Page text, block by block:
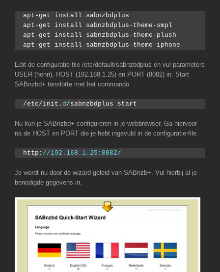
apt-get install sabnzbdplus
apt-get install sabnzbdplus-theme-smpl
apt-get install sabnzbdplus-theme-plush
apt-get install sabnzbdplus-theme-iphone
Edit de configuratie-file /etc/default/sabnzbdplus en vul parameters
USER (henri), HOST (192.168.1.25) en PORT (8082) in. Start
SABnzbd+ tenslotte met het commando
/etc/init. d /sabnzbdplus start
Nu kun je SABnzbd+ configureren in je webbrowser. Ga hiervoor
na de HOST en PORT die je hebt ingevuld in de configuratie-file.
http: //192.168.1.25:8082/
Je wordt nu door de wizard geleid van SABnzb+. Vul hierbij al je
benodigde gegevens in.